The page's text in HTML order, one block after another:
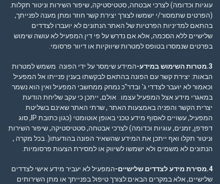
עוגיות וכדומה) לצרכי אבטחה, סטטיסטיקה, שיפור השירות וניטור תקלות.
(הפרטים שתמסור/י ישמשו לצורך יצירת קשר חוזר ומתן מענה לפנייתך,
בהתאם למדיניות הפרטיותשל האתר.הנתונים לא יועברו לצדדים
שלישיים ללא הסכמה, אלא אם נדרש על פי דין.המפעיל לא עושה שימוש
בפרטים שנמסרו בטופס למטרות שיווקיות או דיוור פרסומי.
3.מטרות השימוש במידע-
המידע שימסר על ידי הפונה משמש למטרות
הבאות: יצירת קשר עם הפונה בהתאם לבקשתו בענין פנייתו אל המפעיל
וכאמור לא יועבר לצדדי ג' ובדר"כ נמחק ממחשבי המפעיל ואין הוא נשמר
במאגרי מידע אצל המפעיל עצמו. אולם, ייתכן כי עקב שליחת הודעת
יצרית הקשר והפניה באמצעות האתר , שרתי האתר שאינם בשליטת
המפעיל, עשויים לאסוף מידע טכני באופן אוטומטי (כגון כתובת IP, סוג
דפדפן, זמנים, עוגיות וכדומה) לצרכי אבטחה, סטטיסטיקה, שיפור השירות
וניטור תקלו ואף ייתכן את המידע שהשאיר הפונה בהודעתו(. בכל מקרה ,
הנתונים לא משמים ולא ישמשו לשיווק או למסירת הצעות פרסומיות.
4.מסירת מידע לצדדים שלישיים-
המפעיל לא יעביר מידע אישי לצדדים
שלישיים, אלא במקרים הבאים:לצורך טיפול בפנייתך או מתן השירותים